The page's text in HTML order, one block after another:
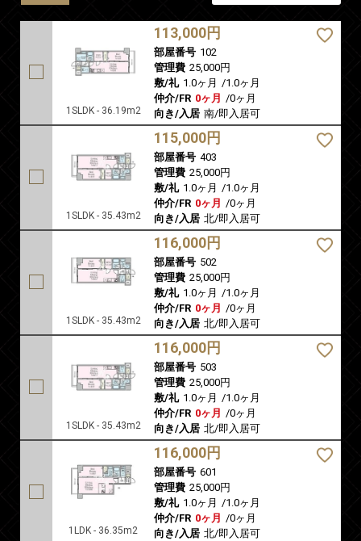
1SLDK - 36.19m2
113,000円
部屋番号 102
管理費 25,000円
敷/礼 1.0ヶ月 /1.0ヶ月
仲介/FR 0ヶ月 /0ヶ月
向き/入居 南/即入居可
1SLDK - 35.43m2
115,000円
部屋番号 403
管理費 25,000円
敷/礼 1.0ヶ月 /1.0ヶ月
仲介/FR 0ヶ月 /0ヶ月
向き/入居 北/即入居可
1SLDK - 35.43m2
116,000円
部屋番号 502
管理費 25,000円
敷/礼 1.0ヶ月 /1.0ヶ月
仲介/FR 0ヶ月 /0ヶ月
向き/入居 北/即入居可
1SLDK - 35.43m2
116,000円
部屋番号 503
管理費 25,000円
敷/礼 1.0ヶ月 /1.0ヶ月
仲介/FR 0ヶ月 /0ヶ月
向き/入居 北/即入居可
1LDK - 36.35m2
116,000円
部屋番号 601
管理費 25,000円
敷/礼 1.0ヶ月 /1.0ヶ月
仲介/FR 0ヶ月 /0ヶ月
向き/入居 北/即入居可